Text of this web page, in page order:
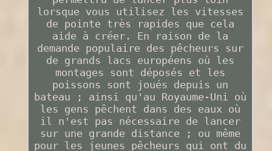
lorsque vous utilisez les vitesses
de pointe très rapides que cela
aide à créer. En raison de la
demande populaire des pêcheurs sur
de grands lacs européens où les
montages sont déposés et les
poissons sont joués depuis un
bateau ; ainsi qu'au Royaume-Uni où
les gens pêchent dans des eaux où
il n'est pas nécessaire de lancer
sur une grande distance ; ou même
pour les jeunes pêcheurs qui ont du